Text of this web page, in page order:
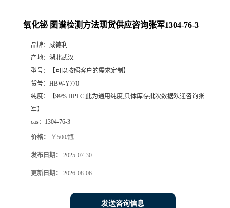
氧化铋 图谱检测方法现货供应咨询张军1304-76-3
品牌： 威德利
产地： 湖北武汉
型号：
【可以按照客户的需求定制】
货号： HBW-Y770
纯度：
【99% HPLC,此为通用纯度,具体库存批次数据欢迎咨询张
军】
cas： 1304-76-3
价格： ￥500/瓶
发布日期： 2025-07-30
更新日期： 2026-08-06
发送咨询信息